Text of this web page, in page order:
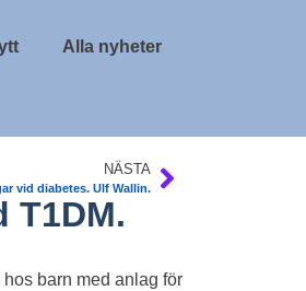
Alla nyheter
NÄSTA
vid diabetes. Ulf Wallin.
T1DM.
barn med anlag för